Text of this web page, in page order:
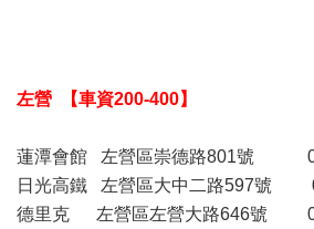
左營 【車資200-400】
蓮潭會館 左營區崇德路801號
日光高鐵 左營區大中二路597號
德里克 左營區左營大路646號